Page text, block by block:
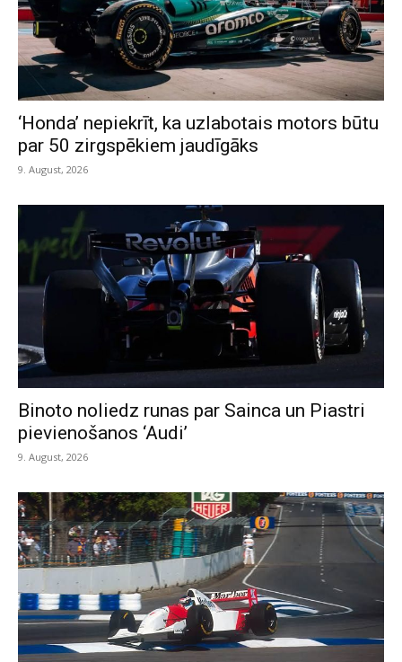
‘Honda’ nepiekrīt, ka uzlabotais motors būtu
par 50 zirgspēkiem jaudīgāks
9. August, 2026
Binoto noliedz runas par Sainca un Piastri
pievienošanos ‘Audi’
9. August, 2026